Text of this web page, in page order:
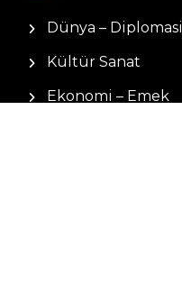
Dünya – Diplomasi
Kültür Sanat
Ekonomi – Emek